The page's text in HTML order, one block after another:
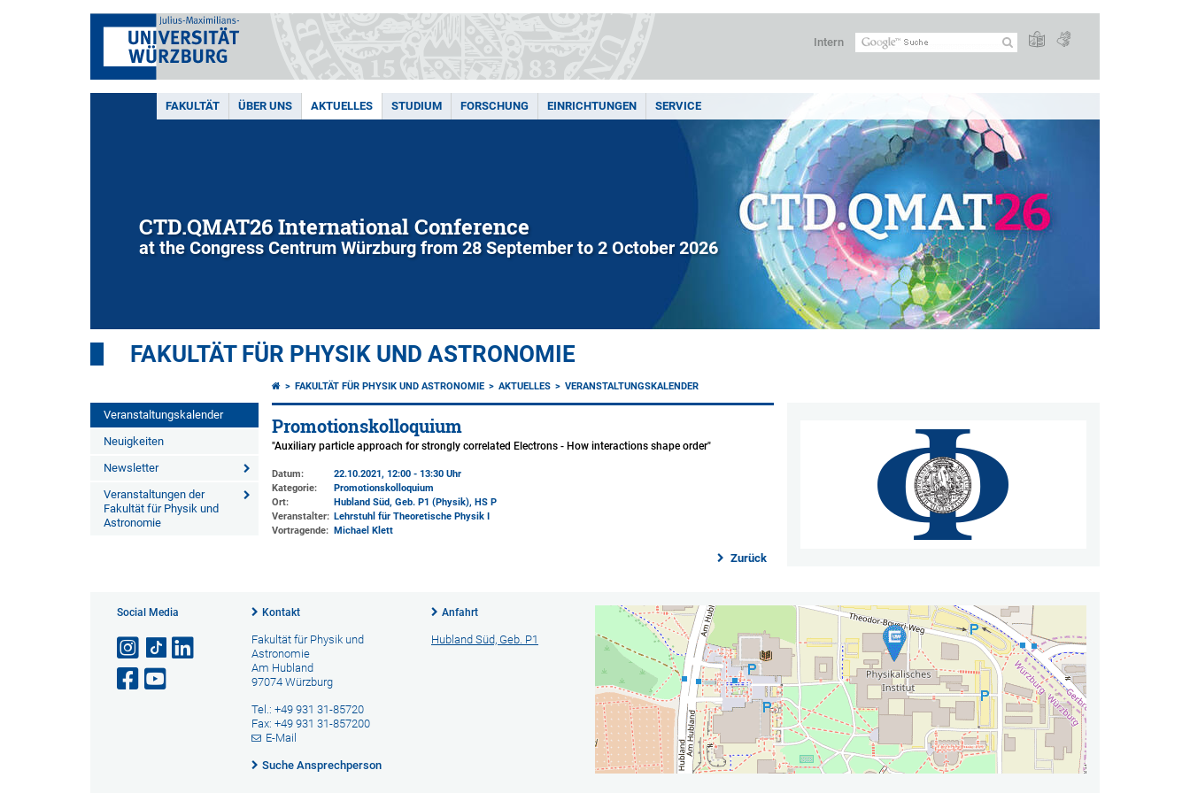
Intern
FAKULTÄT ÜBER UNS AKTUELLES STUDIUM FORSCHUNG EINRICHTUNGEN SERVICE
CTD.QMAT26 International Conference
at the Congress Centrum Würzburg from 28 September to 2 October 2026
FAKULTÄT FÜR PHYSIK UND ASTRONOMIE
Veranstaltungskalender
Neuigkeiten
Newsletter
Veranstaltungen der
Fakultät für Physik und
Astronomie
FAKULTÄT FÜR PHYSIK UND ASTRONOMIE AKTUELLES VERANSTALTUNGSKALENDER
Promotionskolloquium
"Auxiliary particle approach for strongly correlated Electrons - How interactions shape order"
Datum:
22.10.2021, 12:00 - 13:30 Uhr
Kategorie:
Promotionskolloquium
Ort:
Hubland Süd, Geb. P1 (Physik), HS P
Veranstalter: Lehrstuhl für Theoretische Physik I
Vortragende: Michael Klett
Zurück
Social Media Kontakt
Fakultät für Physik und
Astronomie
Am Hubland
97074 Würzburg
Tel.: +49 931 31-85720
Fax: +49 931 31-857200
E-Mail
Suche Ansprechperson
Anfahrt
Hubland Süd, Geb. P1